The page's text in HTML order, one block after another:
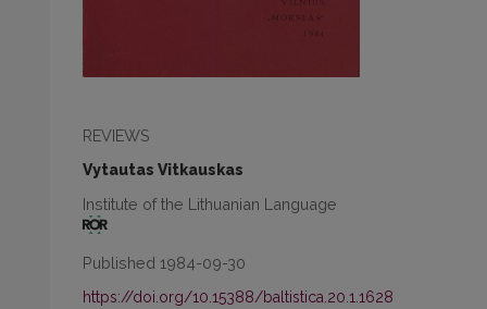
REVIEWS
Vytautas Vitkauskas
Institute of the Lithuanian Language
Published 1984-09-30
https://doi.org/10.15388/baltistica.20.1.1628